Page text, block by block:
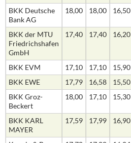
BKK Deutsche
Bank AG
18,00 18,00 16,50
BKK der MTU
Friedrichshafen
GmbH
17,40 17,40 16,20
BKK EVM 17,10 17,10 15,90
BKK EWE
17,79 16,58 15,50
BKK Groz-
Beckert
18,00 17,10 15,30
BKK KARL
MAYER
17,59 17,99 16,90